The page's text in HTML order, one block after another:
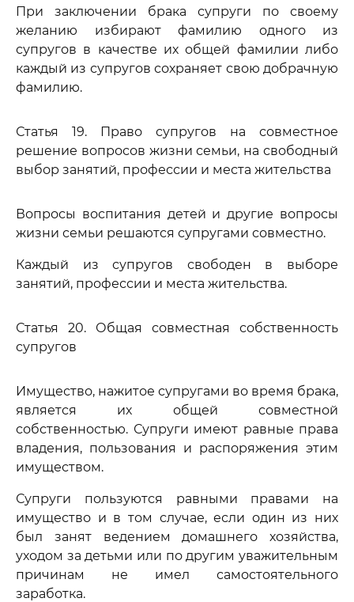
При заключении брака супруги по своему
желанию избирают фамилию одного из
супругов в качестве их общей фамилии либо
каждый из супругов сохраняет свою добрачную
фамилию.
Статья 19. Право супругов на совместное
решение вопросов жизни семьи, на свободный
выбор занятий, профессии и места жительства
Вопросы воспитания детей и другие вопросы
жизни семьи решаются супругами совместно.
Каждый из супругов свободен в выборе
занятий, профессии и места жительства.
Статья 20. Общая совместная собственность
супругов
Имущество, нажитое супругами во время брака,
является их общей совместной
собственностью. Супруги имеют равные права
владения, пользования и распоряжения этим
имуществом.
Супруги пользуются равными правами на
имущество и в том случае, если один из них
был занят ведением домашнего хозяйства,
уходом за детьми или по другим уважительным
причинам не имел самостоятельного
заработка.